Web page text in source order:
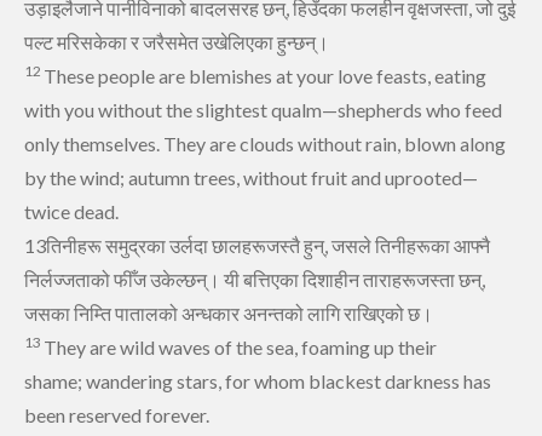
उड़ाइलैजाने पानीविनाको बादलसरह छन्, हिउँदका फलहीन वृक्षजस्‍ता, जो दुई
पल्‍ट मरिसकेका र जरैसमेत उखेलिएका हुन्‍छन्‌।
12 These people are blemishes at your love feasts,eating
with you without the slightest qualm—shepherds who feed
only themselves. They are clouds without rain, blown along
by the wind; autumn trees, without fruit and uprooted—
twice dead.
13तिनीहरू समुद्रका उर्लदा छालहरूजस्‍तै हुन्, जसले तिनीहरूका आफ्‍नै
निर्लज्‍जताको फीँज उकेल्‍छन्‌। यी बत्तिएका दिशाहीन ताराहरूजस्‍ता छन्,
जसका निम्‍ति पातालको अन्‍धकार अनन्‍तको लागि राखिएको छ।
13 They are wild waves of the sea,foaming up their
shame; wandering stars, for whom blackest darkness has
been reserved forever.